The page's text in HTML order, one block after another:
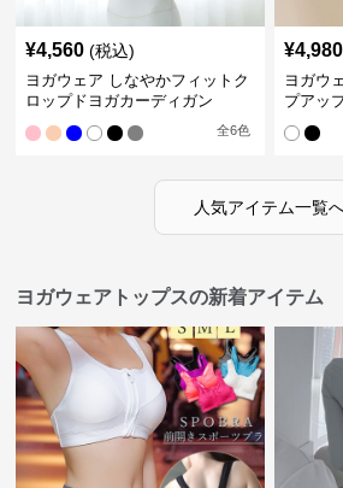
¥4,560 (税込)
ヨガウェア しなやかフィットク
ロップドヨガカーディガン
全6色
¥4,980
ヨガウ
プアッ
人気アイテム一覧
ヨガウェアトップスの新着アイテム